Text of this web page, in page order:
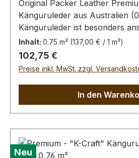
Original Packer Leather
Känguruleder aus Australien
Känguruleder ist besonders
dennoch äußerst zug.- und
pflanzliche Gerbung ohne
Oberflächenbehandlung. Die
Freiland, kleinere Narben von
wenig prägnant.Bei Bestellung
erhalten Sie ein 0,75 m²
Inhalt: 0.75 m² (137,00 € / 1 m²)
Regulärer Preis:
102,75 €
Preise inkl. MwSt. zzgl.
In den
Neu